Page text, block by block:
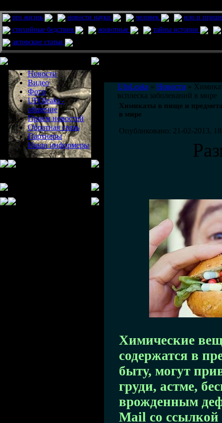
pro жизнь новости науки человек
нло и
стихийные бедствия
животные
тайны истории
авторские статьи
Новости
Видео
Фото
UFOleaks -
общение
Прием новостей
Обратная связь
Партнеры
Наши информеры
UfoLeaks » Новости »
всплеска заболеваний в мире
Химикаты в пище и
в мире
Опубликовано: 21-02-2013,
Химические
содержатся в
быту, могут
груди, астме,
врожденным
Mail со